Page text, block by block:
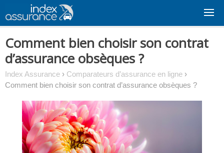
content
Comment bien choisir son contrat
d’assurance obsèques ?
Index Assurance › Comparateurs d’assurance en ligne ›
Comment bien choisir son contrat d’assurance obsèques ?